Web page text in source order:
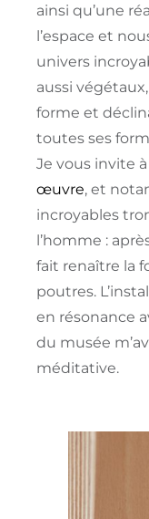
ainsi qu’une
l’espace et
univers
aussi
forme et
toutes ses
Je vous invite
œuvre, et
incroyables
l’homme : a
fait renaître la
poutres.
en résonance
du musée
méditative.